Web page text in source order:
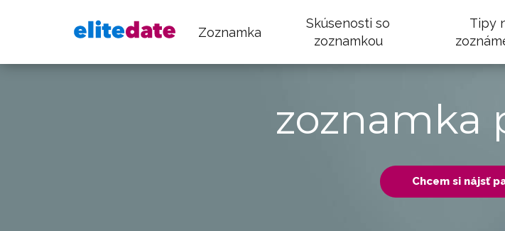
Zoznamka
Skúsenosti so
zoznamkou
Tipy
zoznamka
Chcem si nájsť